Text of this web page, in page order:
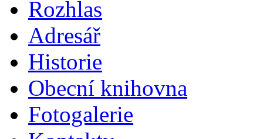
Rozhlas
Adresář
Historie
Obecní knihovna
Fotogalerie